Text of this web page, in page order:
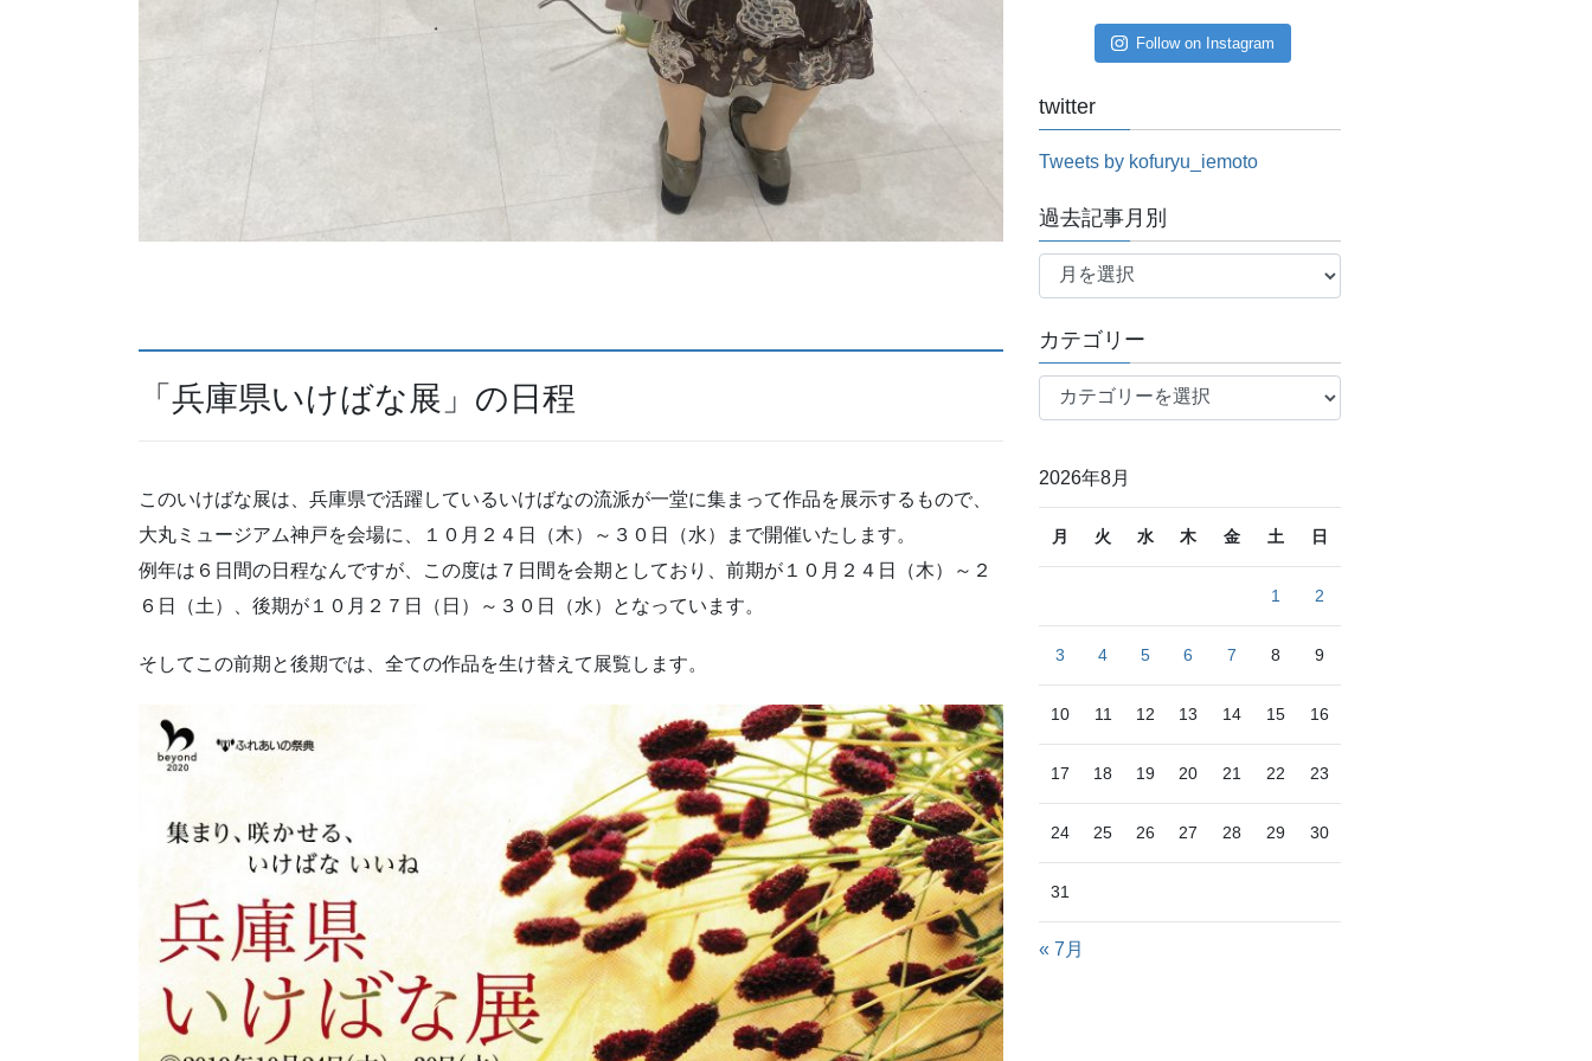
「兵庫県いけばな展」の日程
このいけばな展は、兵庫県で活躍しているいけばなの流派が一堂に集まって作品を展示するもので、
大丸ミュージアム神戸を会場に、１０月２４日（木）～３０日（水）まで開催いたします。
例年は６日間の日程なんですが、この度は７日間を会期としており、前期が１０月２４日（木）～２
６日（土）、後期が１０月２７日（日）～３０日（水）となっています。
そしてこの前期と後期では、全ての作品を生け替えて展覧します。
Follow on Instagram
twitter
Tweets by kofuryu_iemoto
過去記事月別
過
事
月
カテゴリー
テ
リ
2026年8月
月 火 水 木 金 土 日
1 2
3 4 5 6 7 8 9
10 11 12 13 14 15 16
17 18 19 20 21 22 23
24 25 26 27 28 29 30
31
« 7月